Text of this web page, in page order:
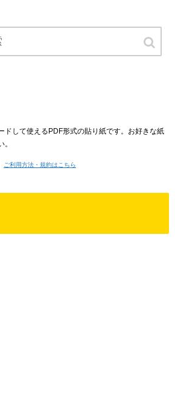
ドして使えるPDF形式の貼り紙です。お好きな紙
ご利用方法・規約はこちら